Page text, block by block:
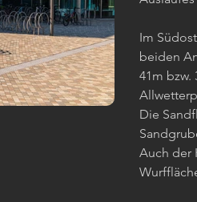
Im
beiden
41m
Die
Auch der